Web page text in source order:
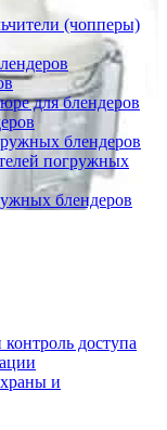
(чопперы)
для блендеров
блендеров
погружных
блендеров
контроль доступа
и